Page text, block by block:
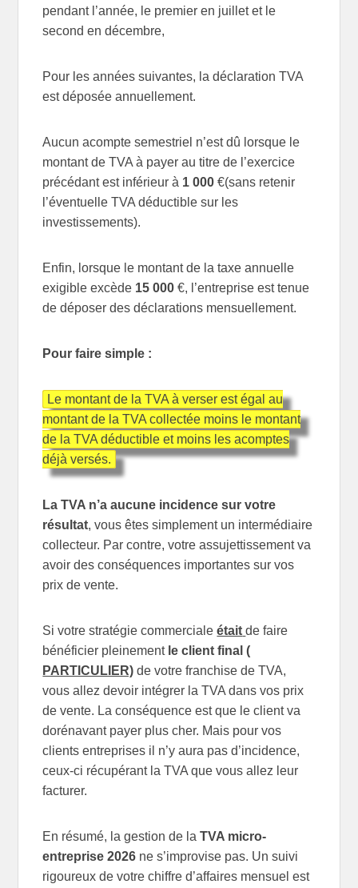
pendant l’année, le premier en juillet et le
second en décembre,
Pour les années suivantes, la déclaration TVA
est déposée annuellement.
Aucun acompte semestriel n’est dû lorsque le
montant de TVA à payer au titre de l’exercice
précédant est inférieur à 1 000 €(sans retenir
l’éventuelle TVA déductible sur les
investissements).
Enfin, lorsque le montant de la taxe annuelle
exigible excède 15 000 €, l’entreprise est tenue
de déposer des déclarations mensuellement.
Pour faire simple :
Le montant de la TVA à verser est égal au
montant de la TVA collectée moins le montant
de la TVA déductible et moins les acomptes
déjà versés.
La TVA n’a aucune incidence sur votre
résultat, vous êtes simplement un intermédiaire
collecteur. Par contre, votre assujettissement va
avoir des conséquences importantes sur vos
prix de vente.
Si votre stratégie commercialeétait de faire
bénéficier pleinement le client final (
PARTICULIER) de votre franchise de TVA,
vous allez devoir intégrer la TVA dans vos prix
de vente. La conséquence est que le client va
dorénavant payer plus cher. Mais pour vos
clients entreprises il n’y aura pas d’incidence,
ceux-ci récupérant la TVA que vous allez leur
facturer.
En résumé, la gestion de laTVA micro-
entreprise 2026 ne s’improvise pas. Un suivi
rigoureux de votre chiffre d’affaires mensuel est